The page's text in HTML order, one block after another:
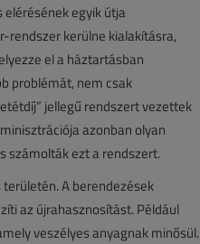
egyik útja
rendszer kerülne kialakításra,
el a háztartásban
problémát, nem csak
jellegű rendszert vezettek
azonban olyan
számolták ezt a rendszert.
A berendezések
az újrahasznosítást. Például
veszélyes anyagnak minősül.